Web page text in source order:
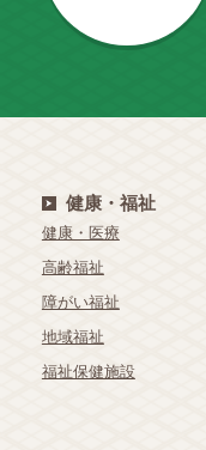
健康・福祉
健康・医療
高齢福祉
障がい福祉
地域福祉
福祉保健施設